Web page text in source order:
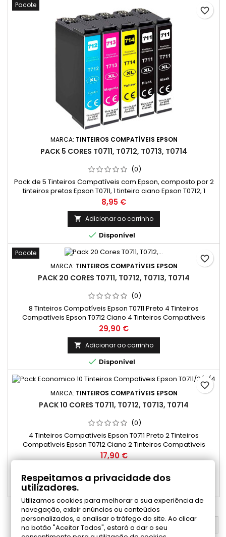
Pacote
MARCA: TINTEIROS COMPATÍVEIS EPSON
PACK 5 CORES T0711, T0712, T0713, T0714
(0)
Pack de 5 Tinteiros Compatíveis com Epson, composto por 2
tinteiros pretos Epson T0711, 1 tinteiro ciano Epson T0712, 1
tinteiro magenta Epson T0713 e 1 tinteiro amarelo Epson T0714.
Alta qualidade de impressão a um preço acessível.
Preço
8,95 €
 Adicionar ao carrinho
 Disponível
favorite_border
Pacote
MARCA: TINTEIROS COMPATÍVEIS EPSON
PACK 20 CORES T0711, T0712, T0713, T0714
(0)
8 Tinteiros Compatíveis Epson T0711 Preto 4 Tinteiros
Compatíveis Epson T0712 Ciano 4 Tinteiros Compatíveis
Epson T0713 Magenta 4 Tinteiros Compatíveis Epson T0714
Amarelo
Preço
29,90 €
 Adicionar ao carrinho
 Disponível
favorite_border
MARCA: TINTEIROS COMPATÍVEIS EPSON
PACK 10 CORES T0711, T0712, T0713, T0714
(0)
4 Tinteiros Compatíveis Epson T0711 Preto 2 Tinteiros
Compatíveis Epson T0712 Ciano 2 Tinteiros Compatíveis
Epson T0713 Magenta 2 Tinteiros Compatíveis Epson T0714
Amarelo
Preço
17,90 €
Adicionar ao carrinho
favorite_border
VOLTAR AO TOPO
Respeitamos a privacidade dos
utilizadores.
Utilizamos cookies para melhorar a sua experiência de
navegação, exibir anúncios ou conteúdos
personalizados, e analisar o tráfego do site. Ao clicar
no botão "Aceitar Todos", estará a dar o seu